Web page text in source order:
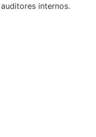
internos.